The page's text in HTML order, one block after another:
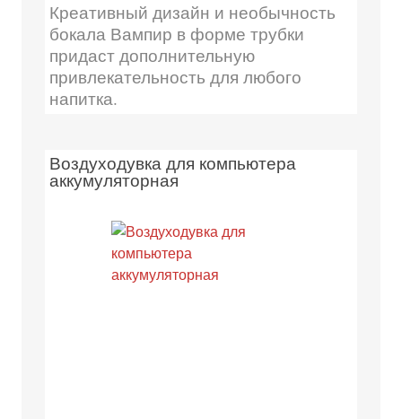
Креативный дизайн и необычность
бокала Вампир в форме трубки
придаст дополнительную
привлекательность для любого
напитка.
Воздуходувка для компьютера
аккумуляторная